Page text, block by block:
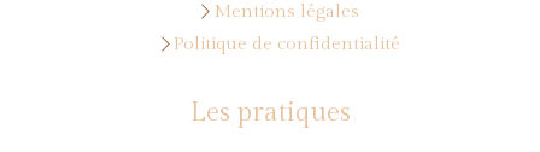
Mentions légales
Politique de confidentialité
Les pratiques